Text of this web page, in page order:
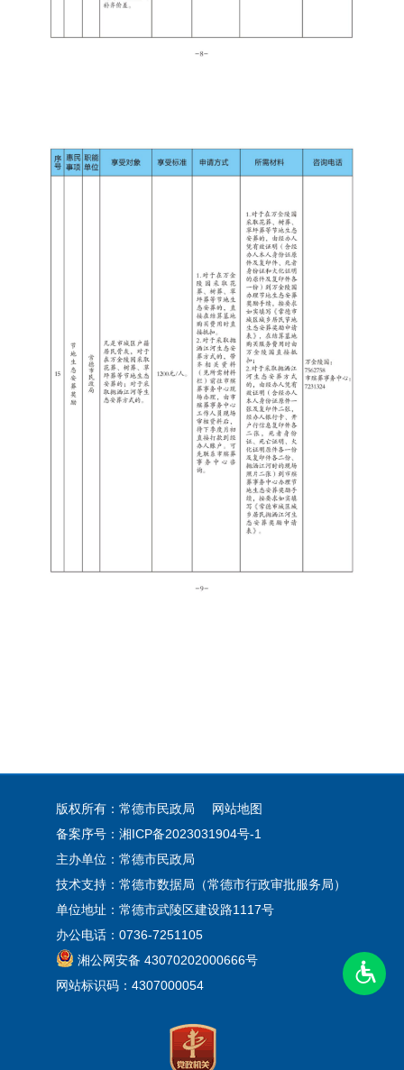
版权所有：常德市民政局
网站地图
备案序号： 湘ICP备2023031904号-1
主办单位：常德市民政局
技术支持：常德市数据局（常德市行政审批服务局）
单位地址：常德市武陵区建设路1117号
办公电话：0736-7251105
湘公网安备 43070202000666号
网站标识码：4307000054